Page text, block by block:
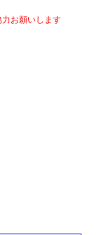
お願いします